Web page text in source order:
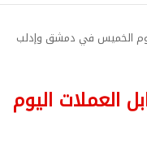
الخميس في دمشق وإدلب
العملات اليوم